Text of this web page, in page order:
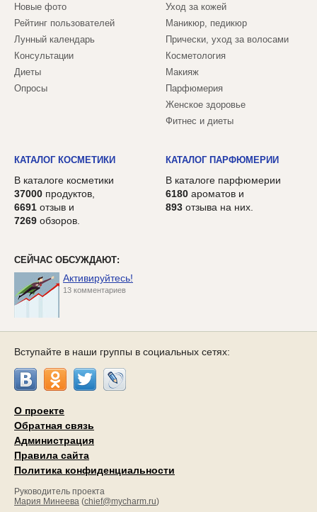
Новые фото
Рейтинг пользователей
Лунный календарь
Консультации
Диеты
Опросы
Уход за кожей
Маникюр, педикюр
Прически, уход за волосами
Косметология
Макияж
Парфюмерия
Женское здоровье
Фитнес и диеты
КАТАЛОГ КОСМЕТИКИ
В каталоге косметики
37000 продуктов,
6691 отзыв и
7269 обзоров.
КАТАЛОГ ПАРФЮМЕРИИ
В каталоге парфюмерии
6180 ароматов и
893 отзыва на них.
СЕЙЧАС ОБСУЖДАЮТ:
Активируйтесь!
13 комментариев
Вступайте в наши группы в социальных сетях:
О проекте
Обратная связь
Администрация
Правила сайта
Политика конфиденциальности
Руководитель проекта
Мария Минеева (chief@mycharm.ru)